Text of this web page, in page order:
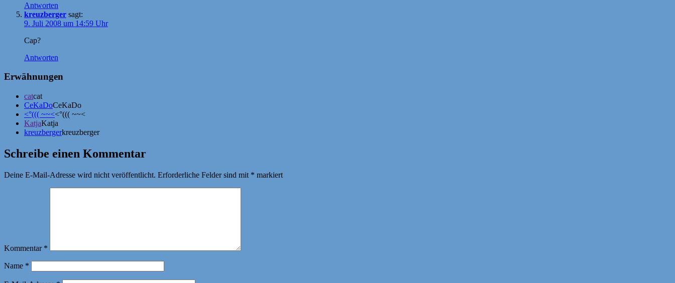
Antworten
kreuzberger sagt:
9. Juli 2008 um 14:59 Uhr
Cap?
Antworten
Erwähnungen
catcat
CeKaDoCeKaDo
<°((( ~~<<°((( ~~<
KatjaKatja
kreuzbergerkreuzberger
Schreibe einen Kommentar
Deine E-Mail-Adresse wird nicht veröffentlicht. Erforderliche Felder sind mit * markiert
Kommentar *
Name *